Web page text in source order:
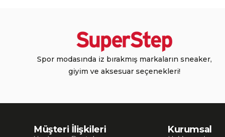
Spor modasında iz bırakmış markaların sneaker,
giyim ve aksesuar seçenekleri!
Müşteri İlişkileri Kurumsal